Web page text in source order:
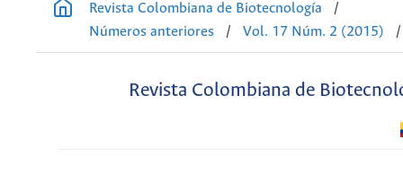
Revista Colombiana de Biotecnología
/
Números anteriores
/ Vol. 17 Núm. 2 (2015) /
Revista Colombiana de